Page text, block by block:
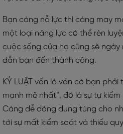
Bạn càng nỗ lực thì càng may
một loại năng lực có thể rèn
cuộc sống của họ cũng sẽ
dẫn bạn đến thành công.
KỶ LUẬT vốn là ván cờ bạn
mạnh mẽ nhất”, đó là sự tự
Càng dễ dàng dung túng cho
tới sự mất kiểm soát và thiếu